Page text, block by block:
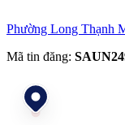
Phường Long Thạnh
Mã tin đăng: